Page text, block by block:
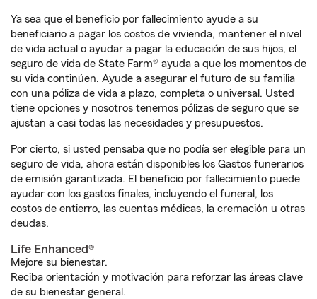
Ya sea que el beneficio por fallecimiento ayude a su
beneficiario a pagar los costos de vivienda, mantener el nivel
de vida actual o ayudar a pagar la educación de sus hijos, el
seguro de vida de State Farm® ayuda a que los momentos de
su vida continúen. Ayude a asegurar el futuro de su familia
con una póliza de vida a plazo, completa o universal. Usted
tiene opciones y nosotros tenemos pólizas de seguro que se
ajustan a casi todas las necesidades y presupuestos.
Por cierto, si usted pensaba que no podía ser elegible para un
seguro de vida, ahora están disponibles los Gastos funerarios
de emisión garantizada. El beneficio por fallecimiento puede
ayudar con los gastos finales, incluyendo el funeral, los
costos de entierro, las cuentas médicas, la cremación u otras
deudas.
Life Enhanced®
Mejore su bienestar.
Reciba orientación y motivación para reforzar las áreas clave
de su bienestar general.